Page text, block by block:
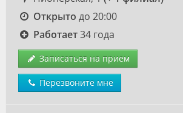
Открыто до 20:00
Работает34 года
Записаться на прием
Перезвоните мне